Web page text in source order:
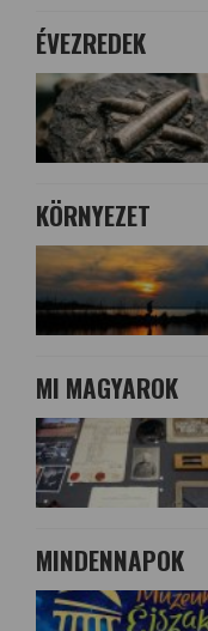
ÉVEZREDEK
KÖRNYEZET
MI MAGYAROK
MINDENNAPOK